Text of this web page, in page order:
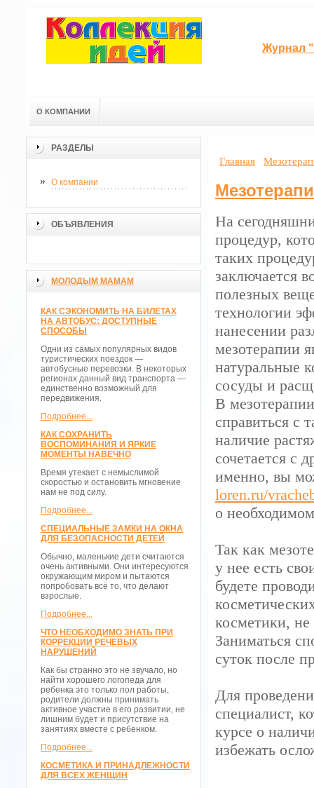
Журнал
О КОМПАНИИ
РАЗДЕЛЫ
О компании
ОБЪЯВЛЕНИЯ
МОЛОДЫМ МАМАМ
КАК СЭКОНОМИТЬ НА БИЛЕТАХ
НА АВТОБУС: ДОСТУПНЫЕ
СПОСОБЫ
Одни из самых популярных видов
туристических поездок —
автобусные перевозки. В некоторых
регионах данный вид транспорта —
единственно возможный для
передвижения.
Подробнее...
КАК СОХРАНИТЬ
ВОСПОМИНАНИЯ И ЯРКИЕ
МОМЕНТЫ НАВЕЧНО
Время утекает с немыслимой
скоростью и остановить мгновение
нам не под силу.
Подробнее...
СПЕЦИАЛЬНЫЕ ЗАМКИ НА ОКНА
ДЛЯ БЕЗОПАСНОСТИ ДЕТЕЙ
Обычно, маленькие дети считаются
очень активными. Они интересуются
окружающим миром и пытаются
попробовать всё то, что делают
взрослые.
Подробнее...
ЧТО НЕОБХОДИМО ЗНАТЬ ПРИ
КОРРЕКЦИИ РЕЧЕВЫХ
НАРУШЕНИЙ
Как бы странно это не звучало, но
найти хорошего логопеда для
ребенка это только пол работы,
родители должны принимать
активное участие в его развитии, не
лишним будет и присутствие на
занятиях вместе с ребенком.
Подробнее...
КОСМЕТИКА И ПРИНАДЛЕЖНОСТИ
ДЛЯ ВСЕХ ЖЕНЩИН
Главная
На
процедур,
таких
заключается
полезных
технологии
нанесении
мезотерапии
натуральные
сосуды и
В
справиться с
наличие
сочетается с
именно, вы
loren.ru/
о
Так как
у нее есть
будете
косметики, не
Заниматься
суток после
Для
специалист,
курсе о
избежать